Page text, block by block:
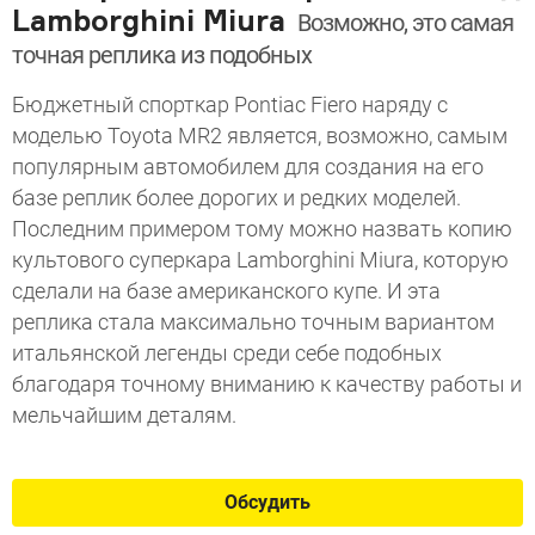
Lamborghini Miura Возможно, это самая
точная реплика из подобных
Бюджетный спорткар Pontiac Fiero наряду с
моделью Toyota MR2 является, возможно, самым
популярным автомобилем для создания на его
базе реплик более дорогих и редких моделей.
Последним примером тому можно назвать копию
культового суперкара Lamborghini Miura, которую
сделали на базе американского купе. И эта
реплика стала максимально точным вариантом
итальянской легенды среди себе подобных
благодаря точному вниманию к качеству работы и
мельчайшим деталям.
Обсудить